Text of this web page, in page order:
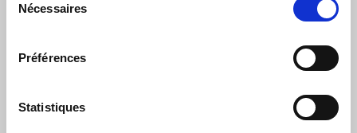
Nécessaires
Préférences
Statistiques
Lire les informations en application des